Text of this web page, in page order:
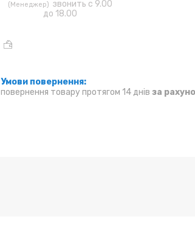
Менеджер
звонить с 9.00
до 18.00
повернення товару протягом 14 днів за